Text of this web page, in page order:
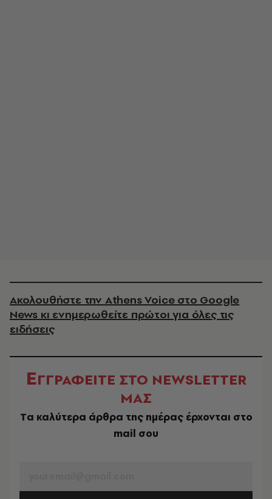
Ακολουθήστε την Athens Voice στο Google
News κι ενημερωθείτε πρώτοι για όλες τις
ειδήσεις
ΕΓΓΡΑΦΕΙΤΕ ΣΤΟ NEWSLETTER
ΜΑΣ
Tα καλύτερα άρθρα της ημέρας έρχονται στο
mail σου